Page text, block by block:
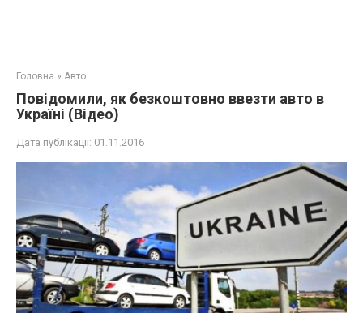
Головна » Авто
Повідомили, як безкоштовно ввезти авто в
Україні (Відео)
Дата публікації: 01.11.2016